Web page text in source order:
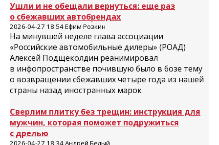
Ушли и не обещали вернуться: еще раз
о сбежавших автобрендах
2026-04-27 18:54 Ефим Розкин
На минувшей неделе глава ассоциации
«Российские автомобильные дилеры» (РОАД)
Алексей Подщеколдин реанимировал
в инфопространстве почившую было в бозе тему
о возвращении сбежавших четыре года из нашей
страны назад иностранных марок
Сверлим плитку без трещин: инструкция для
мужчин, которая поможет подружиться
с дрелью
2026-04-27 18:34 Андрей Белый